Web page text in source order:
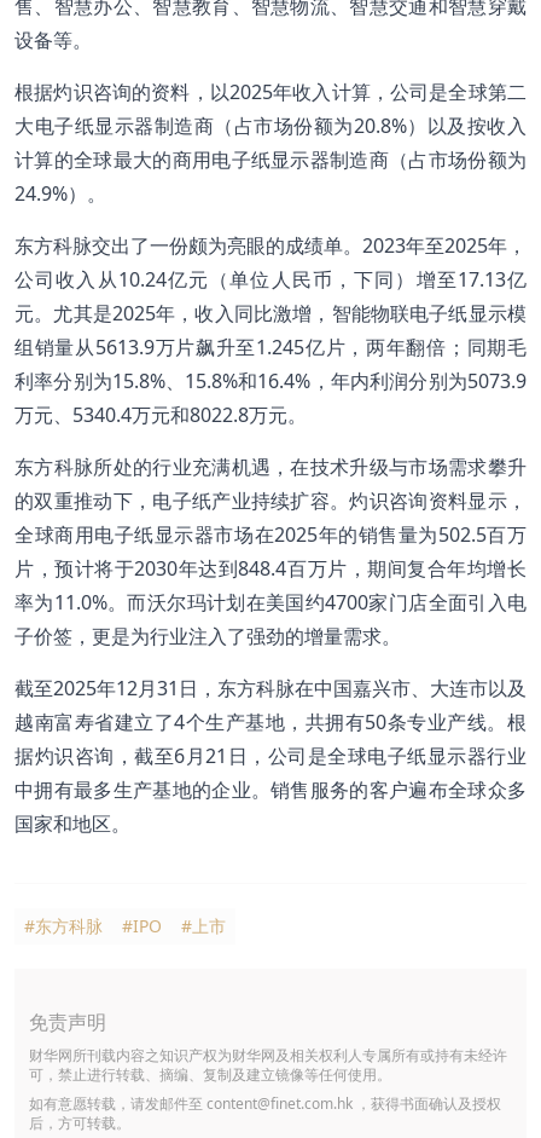
售、智慧办公、智慧教育、智慧物流、智慧交通和智慧穿戴
设备等。
根据灼识咨询的资料，以2025年收入计算，公司是全球第二
大电子纸显示器制造商（占市场份额为20.8%）以及按收入
计算的全球最大的商用电子纸显示器制造商（占市场份额为
24.9%）。
东方科脉交出了一份颇为亮眼的成绩单。2023年至2025年，
公司收入从10.24亿元（单位人民币，下同）增至17.13亿
元。尤其是2025年，收入同比激增，智能物联电子纸显示模
组销量从5613.9万片飙升至1.245亿片，两年翻倍；同期毛
利率分别为15.8%、15.8%和16.4%，年内利润分别为5073.9
万元、5340.4万元和8022.8万元。
东方科脉所处的行业充满机遇，在技术升级与市场需求攀升
的双重推动下，电子纸产业持续扩容。灼识咨询资料显示，
全球商用电子纸显示器市场在2025年的销售量为502.5百万
片，预计将于2030年达到848.4百万片，期间复合年均增长
率为11.0%。而沃尔玛计划在美国约4700家门店全面引入电
子价签，更是为行业注入了强劲的增量需求。
截至2025年12月31日，东方科脉在中国嘉兴市、大连市以及
越南富寿省建立了4个生产基地，共拥有50条专业产线。根
据灼识咨询，截至6月21日，公司是全球电子纸显示器行业
中拥有最多生产基地的企业。销售服务的客户遍布全球众多
国家和地区。
#东方科脉 #IPO #上市
免责声明
财华网所刊载内容之知识产权为财华网及相关权利人专属所有或持有未经许
可，禁止进行转载、摘编、复制及建立镜像等任何使用。
如有意愿转载，请发邮件至 content@finet.com.hk ，获得书面确认及授权
后，方可转载。